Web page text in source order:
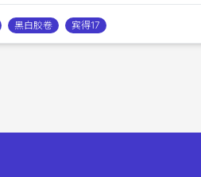
黑白胶卷 宾得17